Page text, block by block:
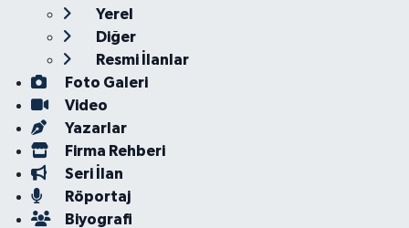
Yerel
Diğer
Resmi İlanlar
Foto Galeri
Video
Yazarlar
Firma Rehberi
Seri İlan
Röportaj
Biyografi